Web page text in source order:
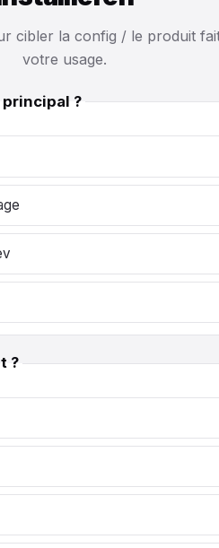
cibler la config / le produit
votre usage.
?
?